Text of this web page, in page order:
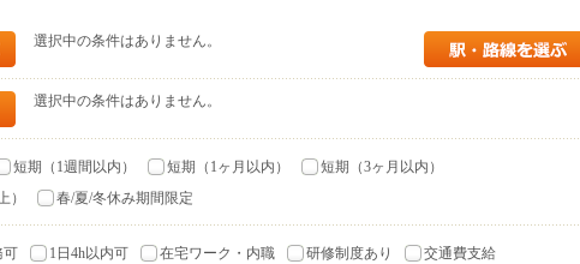
選択中の条件はありません。
選択中の条件はありません。
短期（1週間以内） 短期（1ヶ月以内）
短期（3ヶ月以内）
）
春/夏/冬休み期間限定
可 1日4h以内可 在宅ワーク・内職 研修制度あり
交通費支給